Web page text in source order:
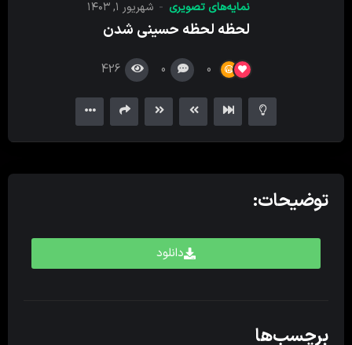
نمایه‌های تصویری شهریور ۱, ۱۴۰۳
لحظه لحظه حسینی شدن
0
0
426
توضیحات:
دانلود
برچسب‌ها